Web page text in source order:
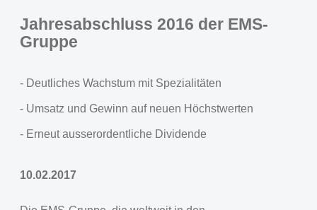
Jahresabschluss 2016 der EMS-
Gruppe
- Deutliches Wachstum mit Spezialitäten
- Umsatz und Gewinn auf neuen Höchstwerten
- Erneut ausserordentliche Dividende
10.02.2017